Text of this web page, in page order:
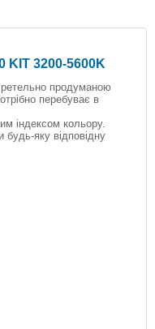
KIT 3200-5600K
продуманою
перебуває в
індексом кольору.
яку відповідну